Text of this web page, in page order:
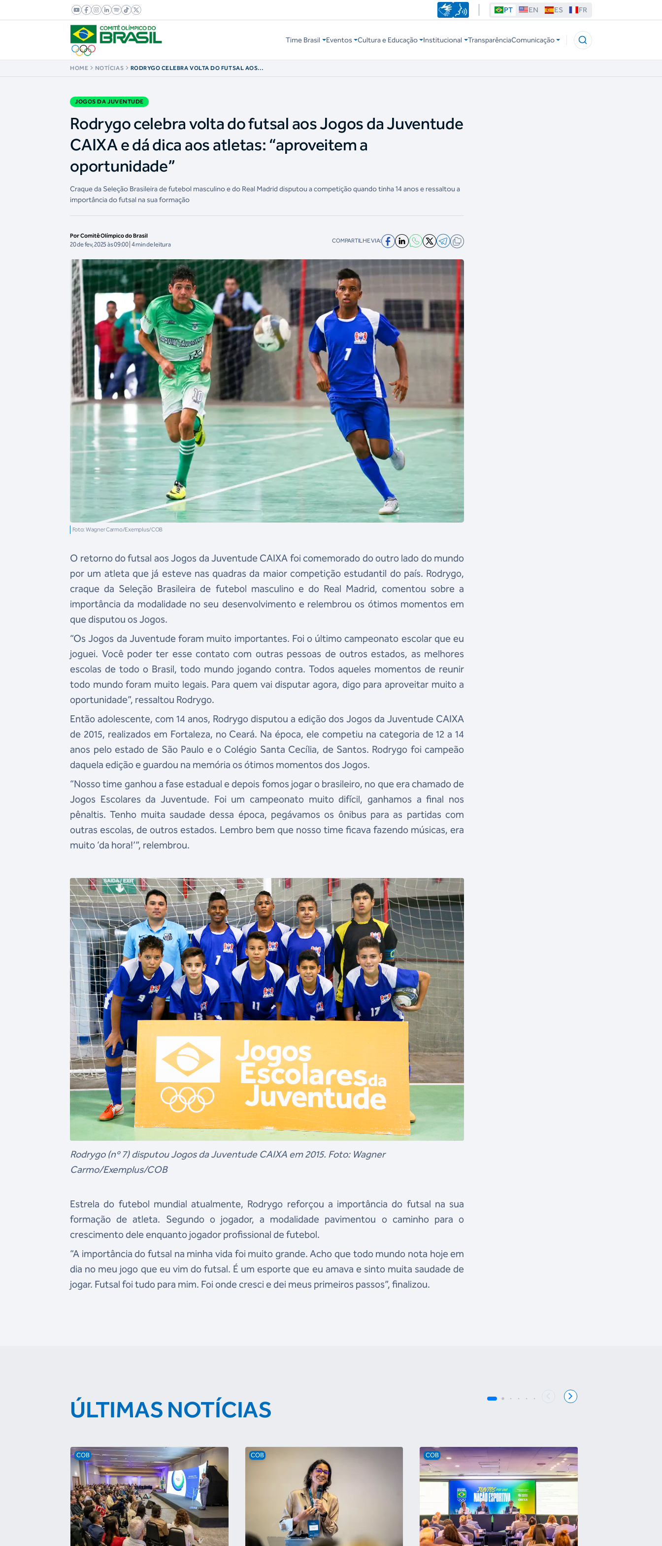
PT EN ES FR
Time Brasil Eventos Cultura e Educação Institucional TransparênciaComunicação
HOME NOTÍCIAS
RODRYGO CELEBRA VOLTA DO FUTSAL AOS
JOGOS DA JUVENTUDE
Rodrygo celebra volta do futsal aos Jogos da Juventude
CAIXA e dá dica aos atletas: “aproveitem a
oportunidade”
Craque da Seleção Brasileira de futebol masculino e do Real Madrid disputou a competição quando tinha 14 anos e ressaltou a
importância do futsal na sua formação
Por Comitê Olímpico do Brasil
20 de fev, 2025 às 09:00 | 4 min de leitura COMPARTILHE VIA:
Foto: Wagner Carmo/Exemplus/COB
O retorno do futsal aos Jogos da Juventude CAIXA foi comemorado do outro lado do mundo
por um atleta que já esteve nas quadras da maior competição estudantil do país. Rodrygo,
craque da Seleção Brasileira de futebol masculino e do Real Madrid, comentou sobre a
importância da modalidade no seu desenvolvimento e relembrou os ótimos momentos em
que disputou os Jogos.
“Os Jogos da Juventude foram muito importantes. Foi o último campeonato escolar que eu
joguei. Você poder ter esse contato com outras pessoas de outros estados, as melhores
escolas de todo o Brasil, todo mundo jogando contra. Todos aqueles momentos de reunir
todo mundo foram muito legais. Para quem vai disputar agora, digo para aproveitar muito a
oportunidade”, ressaltou Rodrygo.
Então adolescente, com 14 anos, Rodrygo disputou a edição dos Jogos da Juventude CAIXA
de 2015, realizados em Fortaleza, no Ceará. Na época, ele competiu na categoria de 12 a 14
anos pelo estado de São Paulo e o Colégio Santa Cecília, de Santos. Rodrygo foi campeão
daquela edição e guardou na memória os ótimos momentos dos Jogos.
“Nosso time ganhou a fase estadual e depois fomos jogar o brasileiro, no que era chamado de
Jogos Escolares da Juventude. Foi um campeonato muito difícil, ganhamos a final nos
pênaltis. Tenho muita saudade dessa época, pegávamos os ônibus para as partidas com
outras escolas, de outros estados. Lembro bem que nosso time ficava fazendo músicas, era
muito ‘da hora!’”, relembrou.
Rodrygo (nº 7) disputou Jogos da Juventude CAIXA em 2015. Foto: Wagner
Carmo/Exemplus/COB
Estrela do futebol mundial atualmente, Rodrygo reforçou a importância do futsal na sua
formação de atleta. Segundo o jogador, a modalidade pavimentou o caminho para o
crescimento dele enquanto jogador profissional de futebol.
“A importância do futsal na minha vida foi muito grande. Acho que todo mundo nota hoje em
dia no meu jogo que eu vim do futsal. É um esporte que eu amava e sinto muita saudade de
jogar. Futsal foi tudo para mim. Foi onde cresci e dei meus primeiros passos”, finalizou.
ÚLTIMAS NOTÍCIAS
COB COB COB